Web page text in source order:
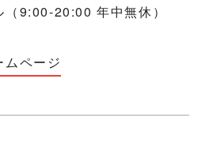
9:00-20:00 年中無休）
ページ